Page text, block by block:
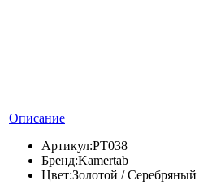
Описание
Артикул:PT038
Бренд:Kamertab
Цвет:Золотой / Серебряный